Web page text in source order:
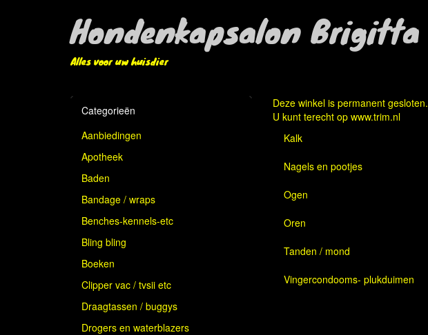
Hondenkapsalon Brigitta
Alles voor uw huisdier
Categorieën
Aanbiedingen
Apotheek
Baden
Bandage / wraps
Benches-kennels-etc
Bling bling
Boeken
Clipper vac / tvsii etc
Draagtassen / buggys
Drogers en waterblazers
Deze winkel is permanent gesloten.
U kunt terecht op www.trim.nl
Kalk
Nagels en pootjes
Ogen
Oren
Tanden / mond
Vingercondooms- plukduimen